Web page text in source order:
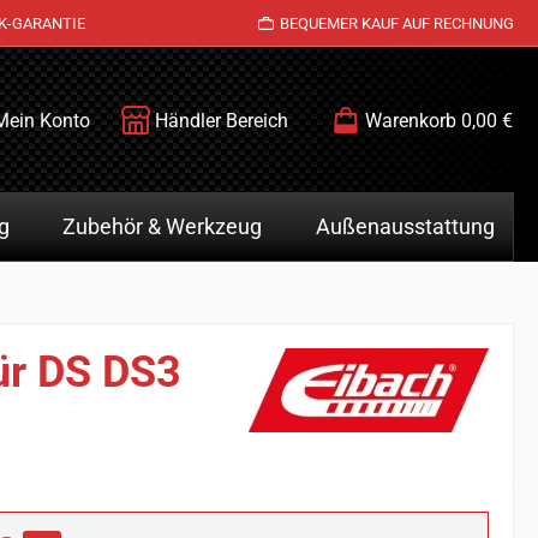
GARANTIE BEQUEMER KAUF AUF RECHNUNG
Konto Händler Bereich Warenkorb 0,00 €
Zubehör & Werkzeug Außenausstattung
DS DS3